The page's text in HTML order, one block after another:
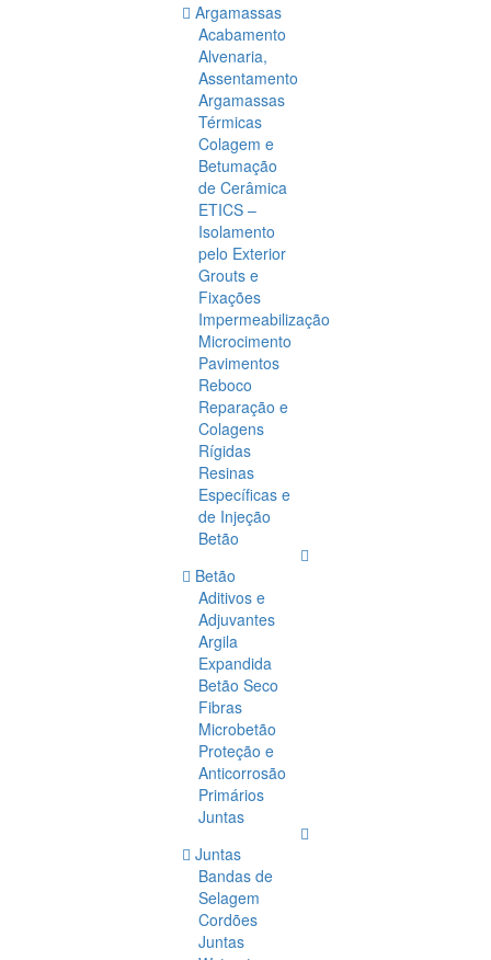
Argamassas
Acabamento
Alvenaria,
Assentamento
Argamassas
Térmicas
Colagem e
Betumação
de Cerâmica
ETICS –
Isolamento
pelo Exterior
Grouts e
Fixações
Impermeabilização
Microcimento
Pavimentos
Reboco
Reparação e
Colagens
Rígidas
Resinas
Específicas e
de Injeção
Betão
Betão
Aditivos e
Adjuvantes
Argila
Expandida
Betão Seco
Fibras
Microbetão
Proteção e
Anticorrosão
Primários
Juntas
Juntas
Bandas de
Selagem
Cordões
Juntas